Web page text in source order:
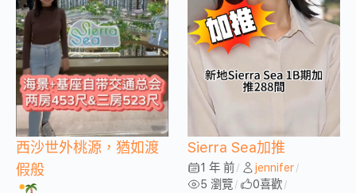
西沙世外桃源，猶如渡
假般
Sierra Sea加推
1 年 前 / jennifer /
5 瀏覽 / 0喜歡 /